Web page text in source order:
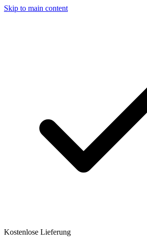
Skip to main content
Kostenlose Lieferung